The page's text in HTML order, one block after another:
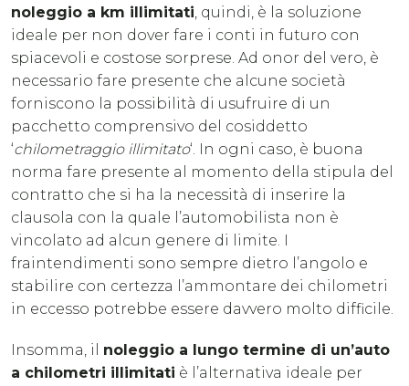
noleggio a km illimitati, quindi, è la soluzione
ideale per non dover fare i conti in futuro con
spiacevoli e costose sorprese. Ad onor del vero, è
necessario fare presente che alcune società
forniscono la possibilità di usufruire di un
pacchetto comprensivo del cosiddetto
‘chilometraggio illimitato‘. In ogni caso, è buona
norma fare presente al momento della stipula del
contratto che si ha la necessità di inserire la
clausola con la quale l’automobilista non è
vincolato ad alcun genere di limite. I
fraintendimenti sono sempre dietro l’angolo e
stabilire con certezza l’ammontare dei chilometri
in eccesso potrebbe essere davvero molto difficile.
Insomma, il noleggio a lungo termine di un’auto
a chilometri illimitati è l’alternativa ideale per